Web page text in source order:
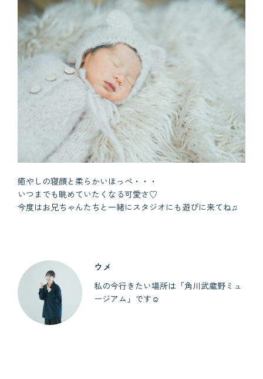
癒やしの寝顔と柔らかいほっぺ・・・
いつまでも眺めていたくなる可愛さ♡
今度はお兄ちゃんたちと一緒にスタジオにも遊びに来てね♫
ウメ
私の今行きたい場所は「角川武蔵野ミュ
ージアム」です☺︎